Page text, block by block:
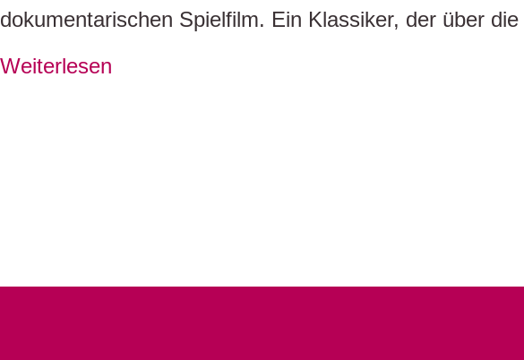
dokumentarischen Spielfilm. Ein Klassiker, der über
Weiterlesen